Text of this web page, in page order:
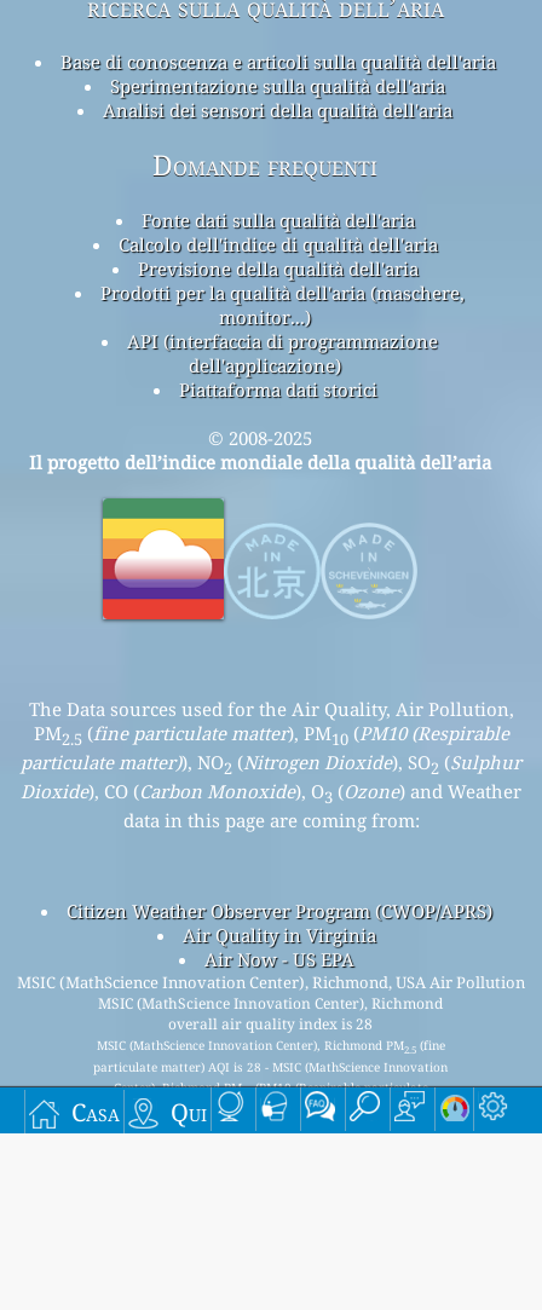
Casa Qui
Base di conoscenza e articoli sulla qualità dell'aria
Sperimentazione sulla qualità dell'aria
Analisi dei sensori della qualità dell'aria
Domande frequenti
Fonte dati sulla qualità dell'aria
Calcolo dell'indice di qualità dell'aria
Previsione della qualità dell'aria
Prodotti per la qualità dell'aria (maschere,
monitor...)
API (interfaccia di programmazione
dell'applicazione)
Piattaforma dati storici
© 2008-2025
Il progetto dell’indice mondiale della qualità dell’aria
The Data sources used for the Air Quality, Air Pollution,
PM2.5 (fine particulate matter), PM10(PM10 (Respirable
particulate matter)), NO2 (Nitrogen Dioxide), SO2 (Sulphur
Dioxide), CO (Carbon Monoxide), O3 (Ozone) and Weather
data in this page are coming from:
Citizen Weather Observer Program (CWOP/APRS)
Air Quality in Virginia
Air Now - US EPA
MSIC (MathScience Innovation Center), Richmond, USA Air Pollution
MSIC (MathScience Innovation Center), Richmond
overall air quality index is 28
MSIC (MathScience Innovation Center), Richmond PM2.5(fine
particulate matter) AQI is 28 - MSIC (MathScience Innovation
Center), Richmond PM10(PM10 (Respirable particulate
matter)) AQI is 11 - MSIC (MathScience Innovation Center),
Richmond NO
2
(Nitrogen Dioxide) AQI is 1 - MSIC